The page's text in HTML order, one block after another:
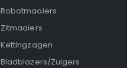
Robotmaaiers
Zitmaaiers
Kettingzagen
Bladblazers/Zuigers